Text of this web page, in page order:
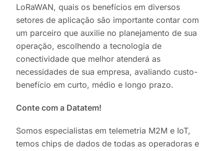
LoRaWAN, quais os benefícios em diversos
setores de aplicação são importante contar com
um parceiro que auxilie no planejamento de sua
operação, escolhendo a tecnologia de
conectividade que melhor atenderá as
necessidades de sua empresa, avaliando custo-
benefício em curto, médio e longo prazo.
Conte com a Datatem!
Somos especialistas em telemetria M2M e IoT,
temos chips de dados de todas as operadoras e